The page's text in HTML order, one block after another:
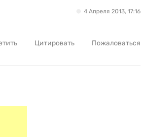
4 Апреля 2013, 17:16
Цитировать Пожаловаться